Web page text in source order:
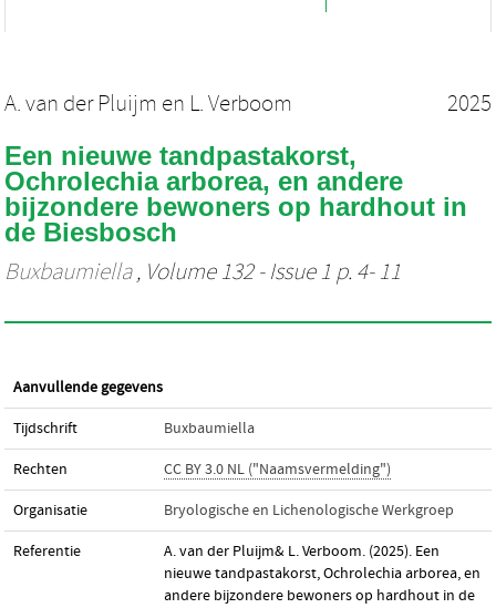
A. van der Pluijm en L. Verboom 2025
Een nieuwe tandpastakorst,
Ochrolechia arborea, en andere
bijzondere bewoners op hardhout in
de Biesbosch
Buxbaumiella, Volume 132 - Issue 1 p. 4- 11
Aanvullende gegevens
Tijdschrift Buxbaumiella
Rechten CC BY 3.0 NL ("Naamsvermelding")
Organisatie Bryologische en Lichenologische Werkgroep
Referentie
A. van der Pluijm& L. Verboom. (2025). Een
nieuwe tandpastakorst, Ochrolechia arborea, en
andere bijzondere bewoners op hardhout in de